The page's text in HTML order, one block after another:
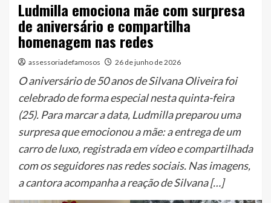
Ludmilla emociona mãe com surpresa
de aniversário e compartilha
homenagem nas redes
assessoriadefamosos 26 de junho de 2026
O aniversário de 50 anos de Silvana Oliveira foi
celebrado de forma especial nesta quinta-feira
(25). Para marcar a data, Ludmilla preparou uma
surpresa que emocionou a mãe: a entrega de um
carro de luxo, registrada em vídeo e compartilhada
com os seguidores nas redes sociais. Nas imagens,
a cantora acompanha a reação de Silvana […]